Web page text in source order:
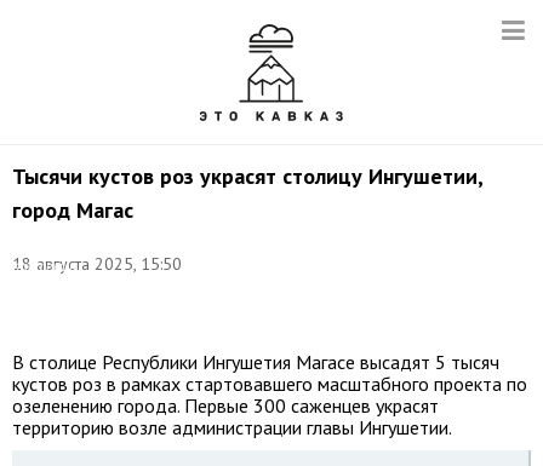
Тысячи кустов роз украсят столицу Ингушетии,
город Магас
18 августа 2025, 15:50
Кантемир
В столице Республики Ингушетия Магасе высадят 5 тысяч
кустов роз в рамках стартовавшего масштабного проекта по
озеленению города. Первые 300 саженцев украсят
территорию возле администрации главы Ингушетии.